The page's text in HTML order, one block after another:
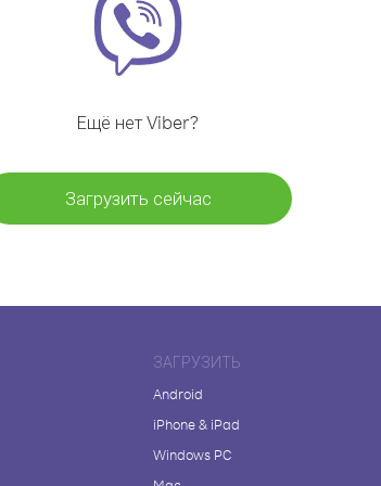
Ещё нет Viber?
Загрузить сейчас
ЗАГРУЗИТЬ
Android
iPhone & iPad
Windows PC